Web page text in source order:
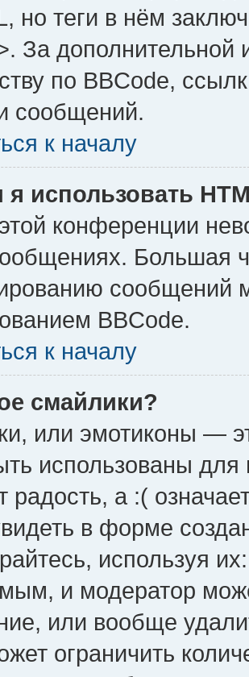
но теги в нём
За
по BBCode,
сообщений.
к началу
я использовать
конференции
Большая
сообщений
BBCode.
к началу
смайлики?
или эмотиконы —
использованы
радость, а :(
в форме
используя
и модератор
или вообще
ограничить